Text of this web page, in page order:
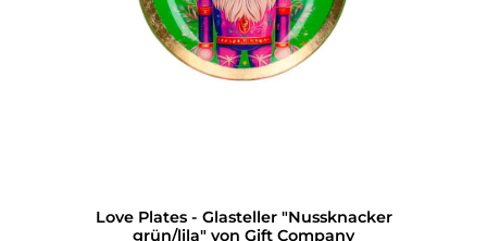
Love Plates - Glasteller "Nussknacker
grün/lila" von Gift Company